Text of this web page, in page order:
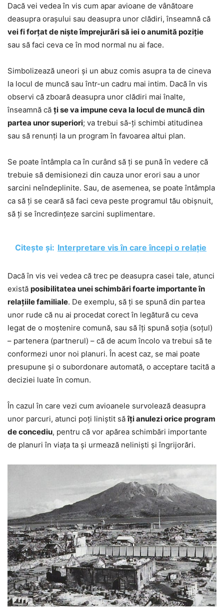
Dacă vei vedea în vis cum apar avioane de vânătoare
deasupra orașului sau deasupra unor clădiri, înseamnă că
vei fi forțat de niște împrejurări să iei o anumită poziție
sau să faci ceva ce în mod normal nu ai face.
Simbolizează uneori și un abuz comis asupra ta de cineva
la locul de muncă sau într-un cadru mai intim. Dacă în vis
observi că zboară deasupra unor clădiri mai înalte,
înseamnă că ți se va impune ceva la locul de muncă din
partea unor superiori; va trebui să-ți schimbi atitudinea
sau să renunți la un program în favoarea altui plan.
Se poate întâmpla ca în curând să ți se pună în vedere că
trebuie să demisionezi din cauza unor erori sau a unor
sarcini neîndeplinite. Sau, de asemenea, se poate întâmpla
ca să ți se ceară să faci ceva peste programul tău obișnuit,
să ți se încredințeze sarcini suplimentare.
Citește și: Interpretare vis în care începi o relație
Dacă în vis vei vedea că trec pe deasupra casei tale, atunci
există posibilitatea unei schimbări foarte importante în
relațiile familiale. De exemplu, să ți se spună din partea
unor rude că nu ai procedat corect în legătură cu ceva
legat de o moștenire comună, sau să îți spună soția (soțul)
– partenera (partnerul) – că de acum încolo va trebui să te
conformezi unor noi planuri. În acest caz, se mai poate
presupune și o subordonare automată, o acceptare tacită a
deciziei luate în comun.
În cazul în care vezi cum avioanele survolează deasupra
unor parcuri, atunci poți liniștit săîți anulezi orice program
de concediu, pentru că vor apărea schimbări importante
de planuri în viața ta și urmează neliniști și îngrijorări.